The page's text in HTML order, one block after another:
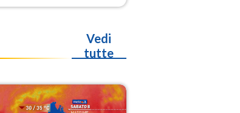
Vedi
tutte